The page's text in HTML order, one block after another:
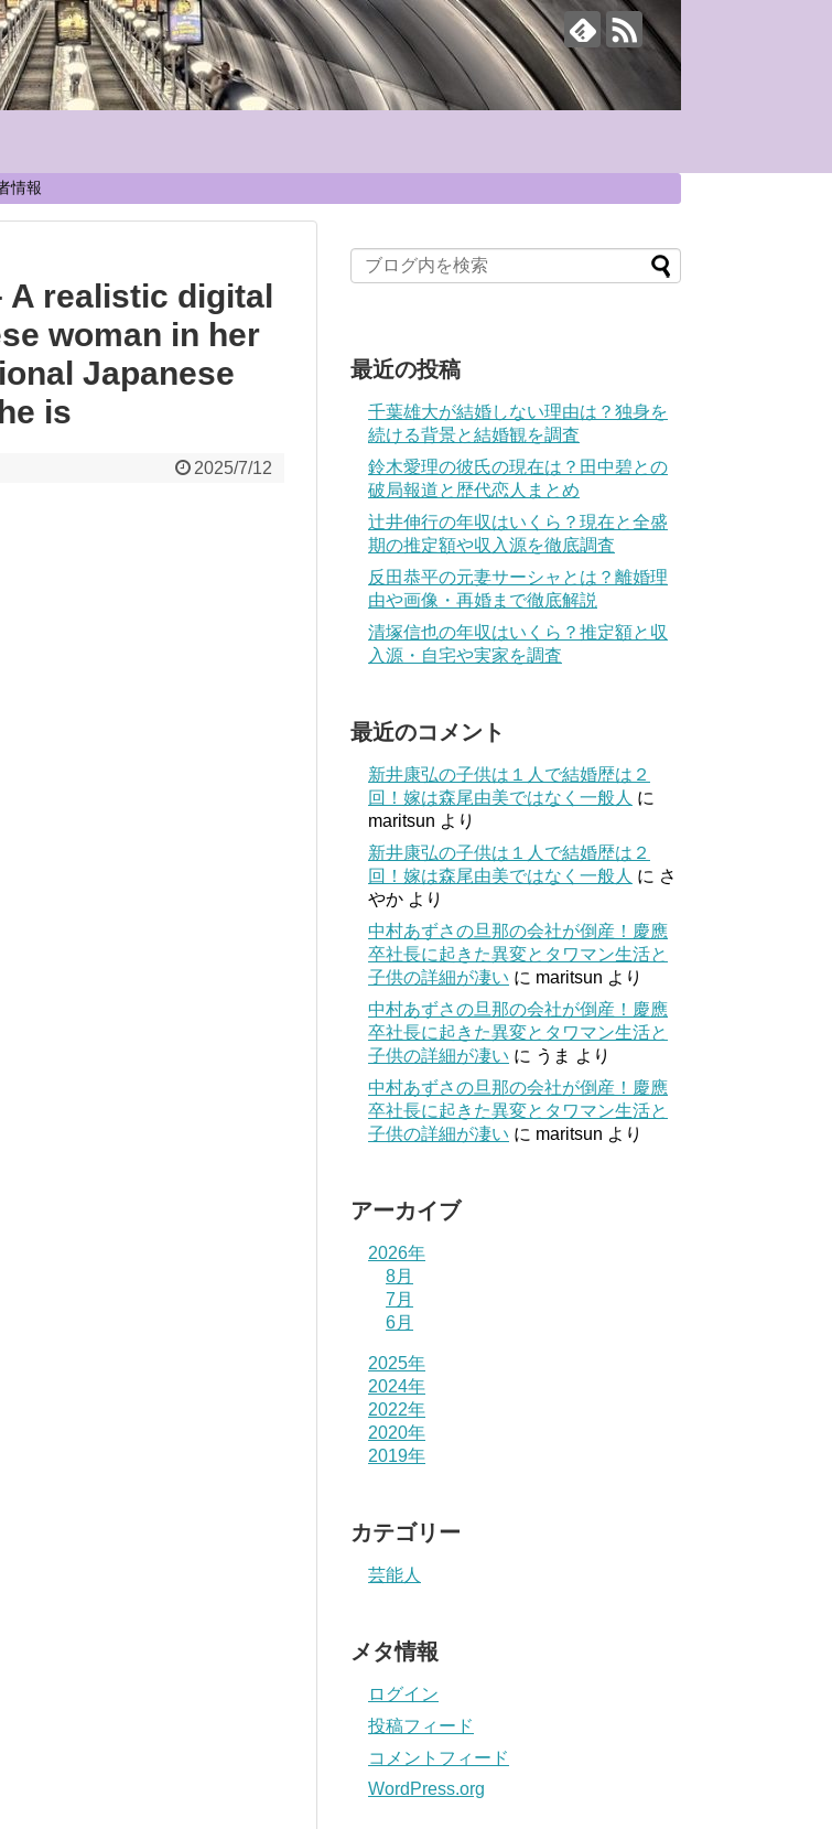
情報
A realistic digital
woman in her
Japanese
is
2025/7/12
最近の投稿
千葉雄大が結婚しない理由は？独身を
続ける背景と結婚観を調査
鈴木愛理の彼氏の現在は？田中碧との
破局報道と歴代恋人まとめ
辻井伸行の年収はいくら？現在と全盛
期の推定額や収入源を徹底調査
反田恭平の元妻サーシャとは？離婚理
由や画像・再婚まで徹底解説
清塚信也の年収はいくら？推定額と収
入源・自宅や実家を調査
最近のコメント
新井康弘の子供は１人で結婚歴は２
回！嫁は森尾由美ではなく一般人 に
maritsun より
新井康弘の子供は１人で結婚歴は２
回！嫁は森尾由美ではなく一般人 に さ
やか より
中村あずさの旦那の会社が倒産！慶應
卒社長に起きた異変とタワマン生活と
子供の詳細が凄い に maritsun より
中村あずさの旦那の会社が倒産！慶應
卒社長に起きた異変とタワマン生活と
子供の詳細が凄い に うま より
中村あずさの旦那の会社が倒産！慶應
卒社長に起きた異変とタワマン生活と
子供の詳細が凄い に maritsun より
アーカイブ
2026年
8月
7月
6月
2025年
2024年
2022年
2020年
2019年
カテゴリー
芸能人
メタ情報
ログイン
投稿フィード
コメントフィード
WordPress.org